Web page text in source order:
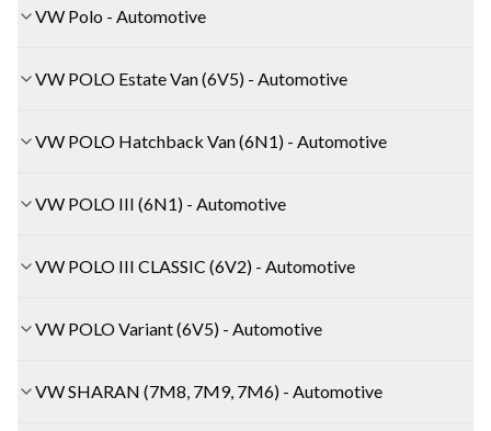
VW Polo - Automotive
VW POLO Estate Van (6V5) - Automotive
VW POLO Hatchback Van (6N1) - Automotive
VW POLO III (6N1) - Automotive
VW POLO III CLASSIC (6V2) - Automotive
VW POLO Variant (6V5) - Automotive
VW SHARAN (7M8, 7M9, 7M6) - Automotive